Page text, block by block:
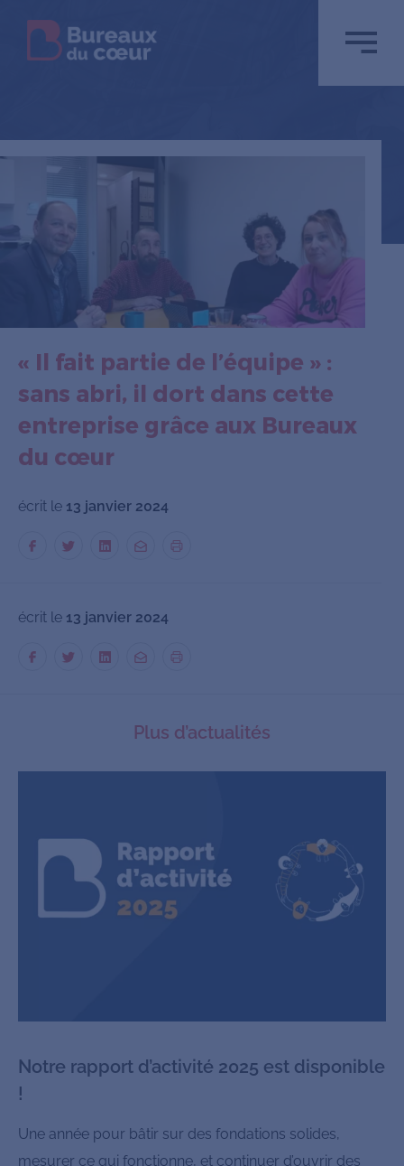
« Il fait partie de l’équipe » :
sans abri, il dort dans cette
entreprise grâce aux Bureaux
du cœur
écrit le 13 janvier 2024
écrit le 13 janvier 2024
Plus d’actualités
Notre rapport d’activité 2025 est disponible
!
Une année pour bâtir sur des fondations solides,
mesurer ce qui fonctionne, et continuer d’ouvrir des